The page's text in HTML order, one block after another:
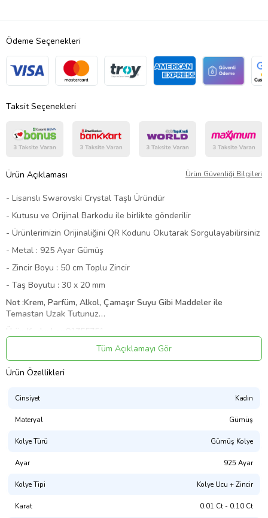
Ödeme Seçenekleri
Taksit Seçenekleri
Ürün Açıklaması Ürün Güvenliği Bilgileri
- Lisanslı Swarovski Crystal Taşlı Üründür
- Kutusu ve Orijinal Barkodu ile birlikte gönderilir
- Ürünlerimizin Orijinaliğini QR Kodunu Okutarak Sorgulayabilirsiniz
- Metal : 925 Ayar Gümüş
- Zincir Boyu : 50 cm Toplu Zincir
- Taş Boyutu : 30 x 20 mm
Not :Krem, Parfüm, Alkol, Çamaşır Suyu Gibi Maddeler ile
Temastan Uzak Tutunuz…
Ürün Kodu:
kcm91755751
Tüm Açıklamayı Gör
Ürün Özellikleri
Cinsiyet Kadın
Materyal Gümüş
Kolye Türü Gümüş Kolye
Ayar 925 Ayar
Kolye Tipi Kolye Ucu + Zincir
Karat 0.01 Ct - 0.10 Ct